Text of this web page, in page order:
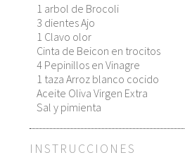
1 arbol de Brocoli
3 dientes Ajo
1 Clavo olor
Cinta de Beicon en trocitos
4 Pepinillos en Vinagre
1 taza Arroz blanco cocido
Aceite Oliva Virgen Extra
Sal y pimienta
INSTRUCCIONES